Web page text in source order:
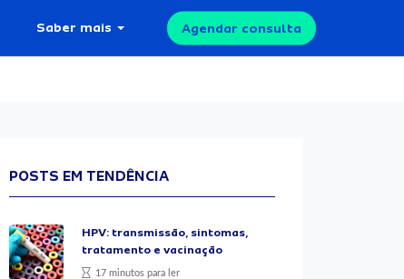
Saber mais Agendar consulta
POSTS EM TENDÊNCIA
HPV: transmissão, sintomas,
tratamento e vacinação
17 minutos para ler